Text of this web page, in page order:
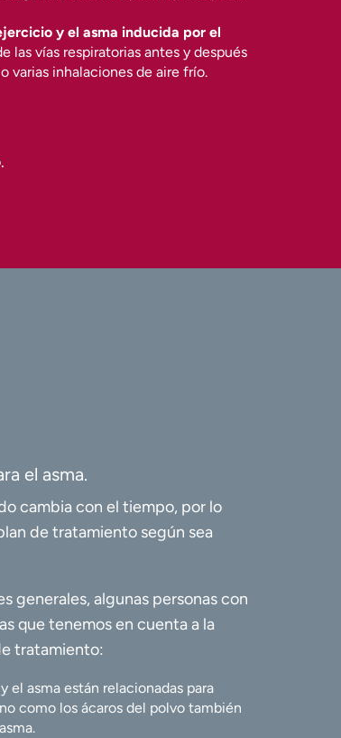
y el asma inducida por el
las vías respiratorias antes y después
varias inhalaciones de aire frío.
el asma.
cambia con el tiempo, por lo
de tratamiento según sea
generales, algunas personas con
que tenemos en cuenta a la
tratamiento:
el asma están relacionadas para
como los ácaros del polvo también